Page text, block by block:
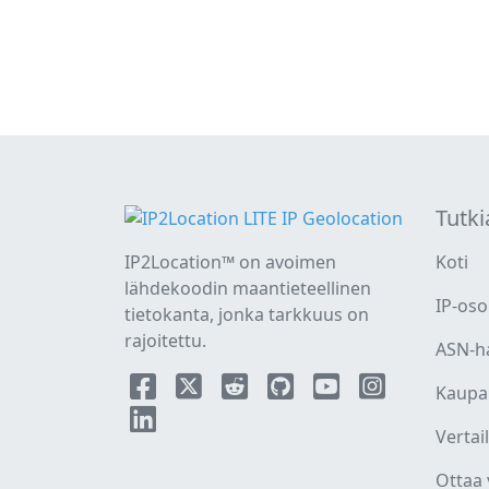
IP2Location™ on avoimen
lähdekoodin maantieteellinen
tietokanta, jonka tarkkuus on
rajoitettu.
Koti
IP-
ASN-
Ottaa